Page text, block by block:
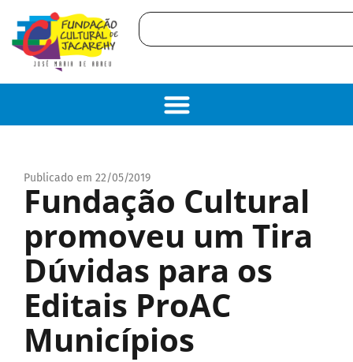
Publicado em 22/05/2019
Fundação Cultural
promoveu um Tira
Dúvidas para os
Editais ProAC
Municípios